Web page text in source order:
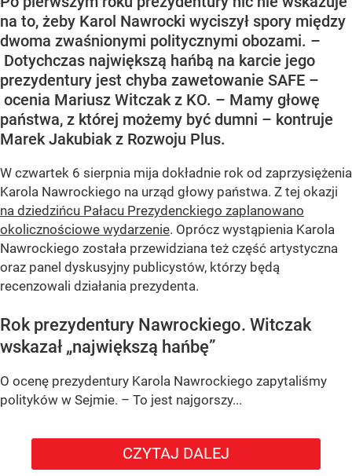
na to, żeby Karol Nawrocki wyciszył spory między
dwoma zwaśnionymi politycznymi obozami. –
Dotychczas największą hańbą na karcie jego
prezydentury jest chyba zawetowanie SAFE –
ocenia Mariusz Witczak z KO. – Mamy głowę
państwa, z której możemy być dumni – kontruje
Marek Jakubiak z Rozwoju Plus.
W czwartek 6 sierpnia mija dokładnie rok od zaprzysiężenia
Karola Nawrockiego na urząd głowy państwa. Z tej okazji
na dziedzińcu Pałacu Prezydenckiego zaplanowano
okolicznościowe wydarzenie. Oprócz wystąpienia Karola
Nawrockiego została przewidziana też część artystyczna
oraz panel dyskusyjny publicystów, którzy będą
recenzowali działania prezydenta.
Rok prezydentury Nawrockiego. Witczak
wskazał „największą hańbę”
O ocenę prezydentury Karola Nawrockiego zapytaliśmy
polityków w Sejmie. – To jest najgorszy...
CZYTAJ DALEJ